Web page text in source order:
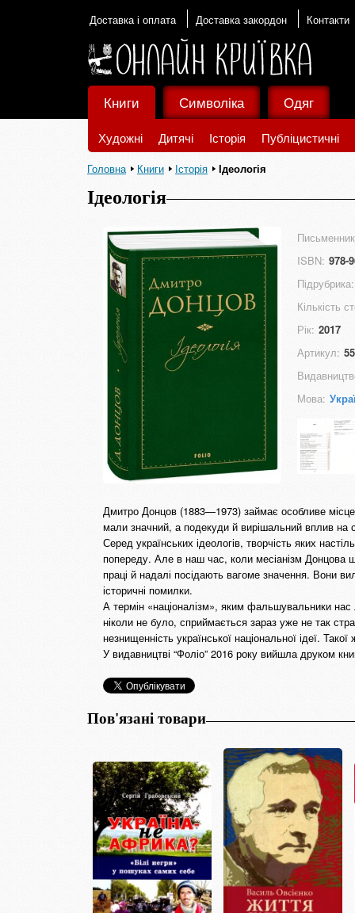
Доставка і оплата Доставка закордон Контакти
Книги
Художні Дитячі Історія Публіцистичні
Символіка Одяг
Головна Книги Історія Ідеологія
Ідеологія
ISBN: 978-
Підрубрика:
Кількість
Рік: 2017
Артикул:
Мова:
Дмитро Донцов (1883—1973) займає особливе місце
мали значний, а подекуди й вирішальний вплив на
Серед українських ідеологів, творчість яких
попереду. Але в наш час, коли месіанізм Донцова
праці й надалі посідають вагоме значення. Вони
історичні помилки.
А термін «націоналізм», яким фальшувальники
ніколи не було, сприймається зараз уже не так
незнищенність української національної ідеї.
У видавництві “Фоліо” 2016 року вийшла друком
Пов'язані товари